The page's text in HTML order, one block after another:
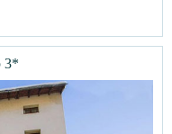
3*